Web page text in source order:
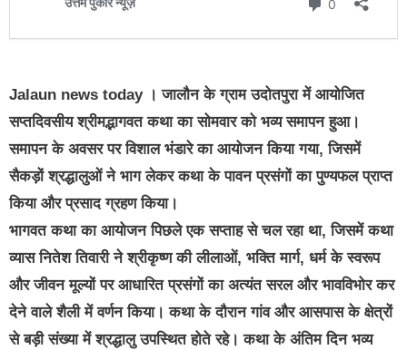
Jalaun news today । जालौन के ग्राम उदोतपुरा में आयोजित
सप्तदिवसीय श्रीमद्भागवत कथा का सोमवार को भव्य समापन हुआ।
समापन के अवसर पर विशाल भंडारे का आयोजन किया गया, जिसमें
सैकड़ों श्रद्धालुओं ने भाग लेकर कथा के पावन प्रसंगों का पुण्यफल प्राप्त
किया और प्रसाद ग्रहण किया।
भागवत कथा का आयोजन पिछले एक सप्ताह से चल रहा था, जिसमें कथा
व्यास नितेश तिवारी ने श्रीकृष्ण की लीलाओं, भक्ति मार्ग, धर्म के स्वरूप
और जीवन मूल्यों पर आधारित प्रसंगों का अत्यंत सरल और भावविभोर कर
देने वाले शैली में वर्णन किया। कथा के दौरान गांव और आसपास के क्षेत्रों
से बड़ी संख्या में श्रद्धालु उपस्थित होते रहे। कथा के अंतिम दिन भव्य